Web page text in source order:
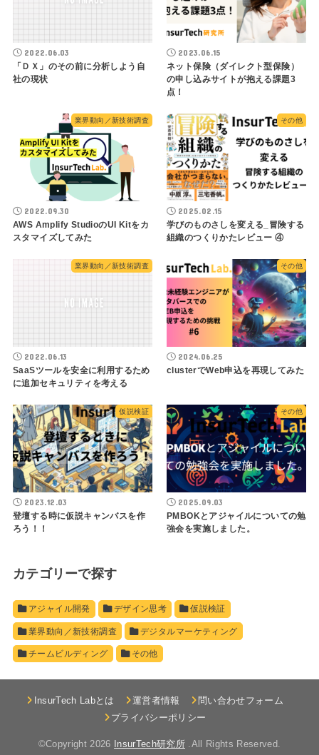
2022.06.03
「ＤＸ」のその前に分析しよう自
社の現状
2023.06.15
ネット保険（ダイレクト型保険）
の申し込みサイトが抱える課題3
点！
業界動向／新技術調査
2022.09.30
AWS Amplify StudioのUI Kitをカ
スタマイズしてみた
その他
2025.02.15
学びのものさしを変える_冒険する
組織のつくりかたレビュー ④
業界動向／新技術調査
2022.06.13
SaaSツールを安全に利用するため
に追加セキュリティを考える
その他
2024.06.25
clusterでWeb申込を再現してみた
仮説検証
2023.12.03
登壇する時に仮説キャンバスを作
ろう！！
その他
2025.09.03
PMBOKとアジャイルについての勉
強会を実施しました。
カテゴリーで探す
アジャイル開発 デザイン思考 仮説検証
業界動向／新技術調査 デジタルマーケティング
チームビルディング その他
InsurTech Labとは 運営者情報
問い合わせフォーム
プライバシーポリシー
©Copyright 2026 InsurTech研究所.All Rights Reserved.